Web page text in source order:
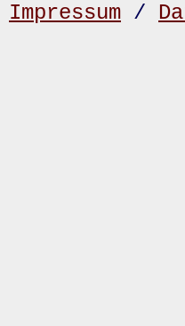
Impressum /